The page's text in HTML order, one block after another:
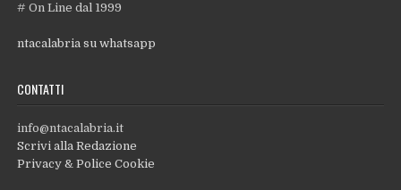
# On Line dal 1999
ntacalabria su whatsapp
CONTATTI
info@ntacalabria.it
Scrivi alla Redazione
Privacy & Police Cookie